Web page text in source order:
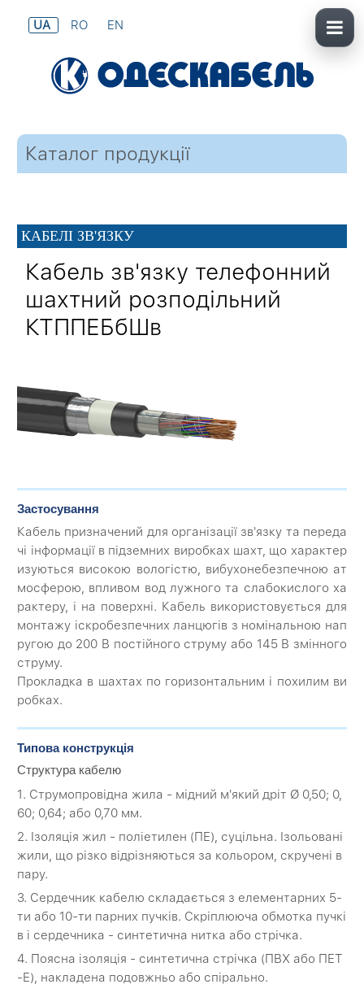
UA RO EN
Каталог продукції
КАБЕЛІ ЗВ'ЯЗКУ
Кабель зв'язку телефонний
шахтний розподільний
КТППЕБбШв
Застосування
Кабель призначений для організації зв'язку та переда
чі інформації в підземних виробках шахт, що характер
изуються високою вологістю, вибухонебезпечною ат
мосферою, впливом вод лужного та слабокислого ха
рактеру, і на поверхні. Кабель використовується для
монтажу іскробезпечних ланцюгів з номінальною нап
ругою до 200 В постійного струму або 145 В змінного
струму.
Прокладка в шахтах по горизонтальним і похилим ви
робках.
Типова конструкція
Структура кабелю
1. Струмопровідна жила - мідний м'який дріт Ø 0,50; 0,
60; 0,64; або 0,70 мм.
2. Ізоляція жил - поліетилен (ПЕ), суцільна. Ізольовані
жили, що різко відрізняються за кольором, скручені в
пару.
3. Сердечник кабелю складається з елементарних 5-
ти або 10-ти парних пучків. Скріплююча обмотка пучкі
в і сердечника - синтетична нитка або стрічка.
4. Поясна ізоляція - синтетична стрічка (ПВХ або ПЕТ
-Е), накладена подовжньо або спірально.